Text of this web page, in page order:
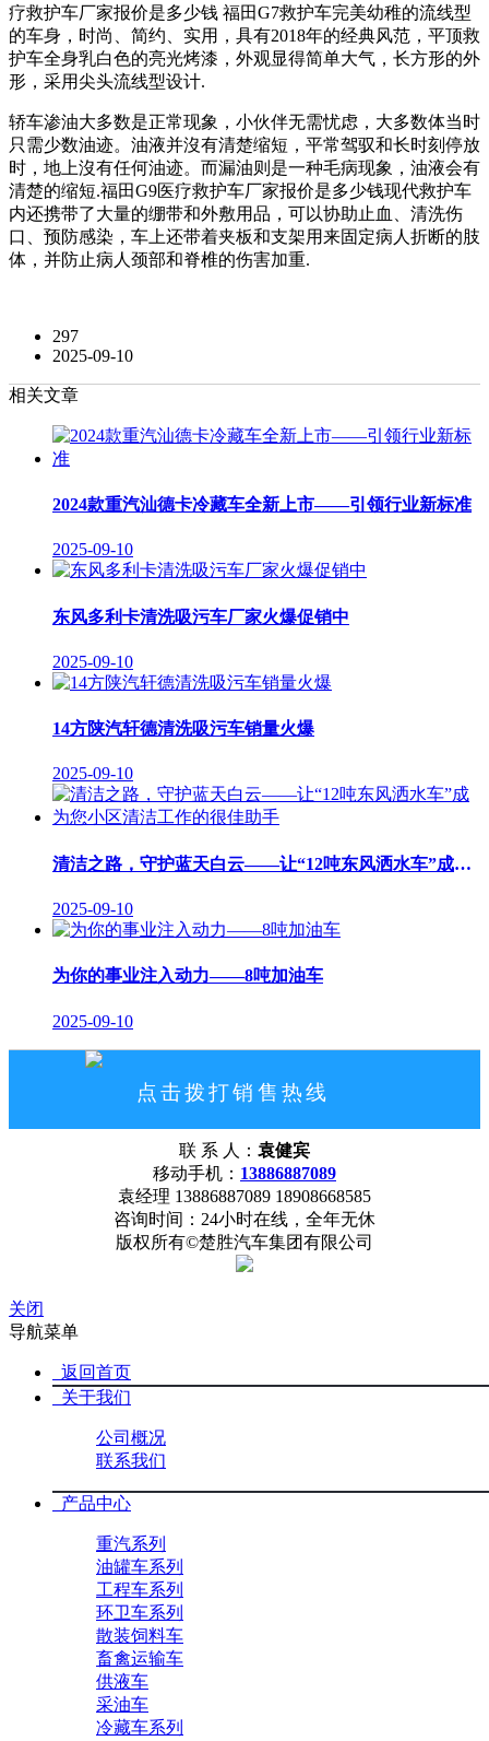
疗救护车厂家报价是多少钱 福田G7救护车完美幼稚的流线型
的车身，时尚、简约、实用，具有2018年的经典风范，平顶救
护车全身乳白色的亮光烤漆，外观显得简单大气，长方形的外
形，采用尖头流线型设计.
轿车渗油大多数是正常现象，小伙伴无需忧虑，大多数体当时
只需少数油迹。油液并沒有清楚缩短，平常驾驭和长时刻停放
时，地上沒有任何油迹。而漏油则是一种毛病现象，油液会有
清楚的缩短.福田G9医疗救护车厂家报价是多少钱现代救护车
内还携带了大量的绷带和外敷用品，可以协助止血、清洗伤
口、预防感染，车上还带着夹板和支架用来固定病人折断的肢
体，并防止病人颈部和脊椎的伤害加重.
297
2025-09-10
相关文章
2024款重汽汕德卡冷藏车全新上市——引领行业新标准
2025-09-10
东风多利卡清洗吸污车厂家火爆促销中
2025-09-10
14方陕汽轩德清洗吸污车销量火爆
2025-09-10
清洁之路，守护蓝天白云——让“12吨东风洒水车”成为您小区清洁工作的很佳助手
2025-09-10
为你的事业注入动力——8吨加油车
2025-09-10
点击拨打销售热线
13886887089
公司概况
联 系 人： 袁健宾
移动手机： 13886887089
袁经理 13886887089 18908668585
咨询时间：24小时在线，全年无休
版权所有©楚胜汽车集团有限公司
关闭
导航菜单
返回首页
关于我们
公司概况
联系我们
产品中心
重汽系列
油罐车系列
工程车系列
环卫车系列
散装饲料车
畜禽运输车
供液车
采油车
冷藏车系列